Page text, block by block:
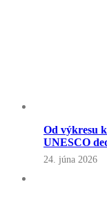
Od výkresu
UNESCO
24. júna 2026